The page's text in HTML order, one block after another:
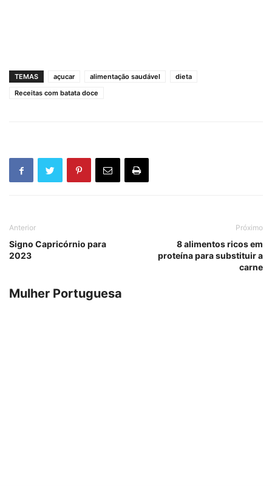
TEMAS açucar alimentação saudável
dieta
Receitas com batata doce
Anterior
Signo Capricórnio para
2023
Próximo
8 alimentos ricos em
proteína para substituir a
carne
Mulher Portuguesa